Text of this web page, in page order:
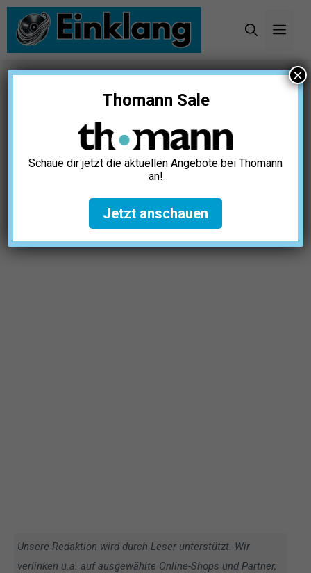
Zum
Inhalt
springen
Songs aller Zeiten
8 beste Party Karaoke Songs
aller Zeiten
Juli 23, 2026
Unsere Redaktion wird durch Leser unterstützt. Wir
verlinken u.a. auf ausgewählte Online-Shops und Partner,
Thomann Sale
Schaue dir jetzt die aktuellen Angebote bei Thomann
an!
Jetzt anschauen
×